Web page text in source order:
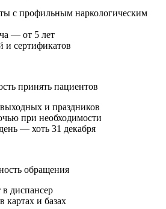
с профильным наркологическим
— от 5 лет
и сертификатов
принять пациентов
и праздников
при необходимости
— хоть 31 декабря
обращения
диспансер
картах и базах